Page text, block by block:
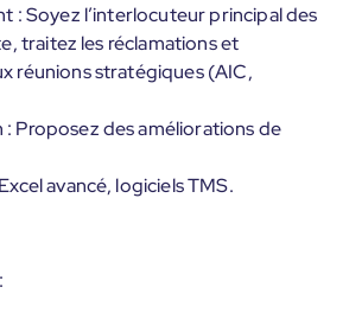
: Soyez l’interlocuteur principal des
traitez les réclamations et
réunions stratégiques (AIC,
Proposez des améliorations de
avancé, logiciels TMS.